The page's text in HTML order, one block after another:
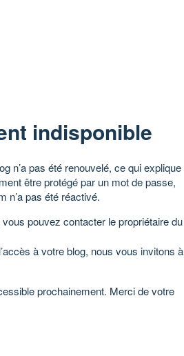
indisponible
n’a pas été renouvelé, ce qui explique
être protégé par un mot de passe,
n’a pas été réactivé.
pouvez contacter le propriétaire du
à votre blog, nous vous invitons à
prochainement. Merci de votre